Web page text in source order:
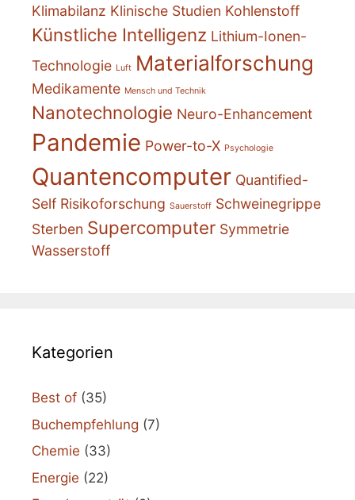
Klimabilanz Klinische Studien Kohlenstoff
Künstliche Intelligenz Lithium-Ionen-
Technologie Luft Materialforschung
Medikamente Mensch und Technik
Nanotechnologie Neuro-Enhancement
Pandemie Power-to-X Psychologie
Quantencomputer Quantified-
Self Risikoforschung Sauerstoff Schweinegrippe
Sterben Supercomputer Symmetrie
Wasserstoff
Kategorien
Best of (35)
Buchempfehlung (7)
Chemie (33)
Energie (22)